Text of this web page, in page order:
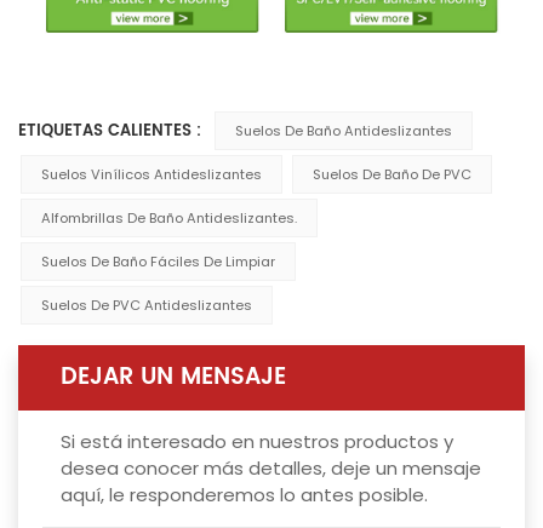
ETIQUETAS CALIENTES : Suelos De Baño Antideslizantes
Suelos Vinílicos Antideslizantes Suelos De Baño De PVC
Alfombrillas De Baño Antideslizantes.
Suelos De Baño Fáciles De Limpiar
Suelos De PVC Antideslizantes
DEJAR UN MENSAJE
Si está interesado en nuestros productos y
desea conocer más detalles, deje un mensaje
aquí, le responderemos lo antes posible.